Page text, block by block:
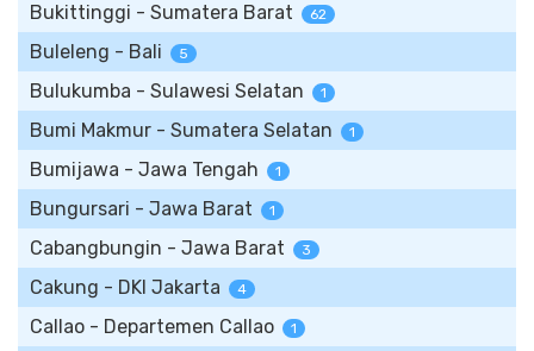
Bukittinggi - Sumatera Barat 62
Buleleng - Bali 5
Bulukumba - Sulawesi Selatan 1
Bumi Makmur - Sumatera Selatan 1
Bumijawa - Jawa Tengah 1
Bungursari - Jawa Barat 1
Cabangbungin - Jawa Barat 3
Cakung - DKI Jakarta 4
Callao - Departemen Callao 1